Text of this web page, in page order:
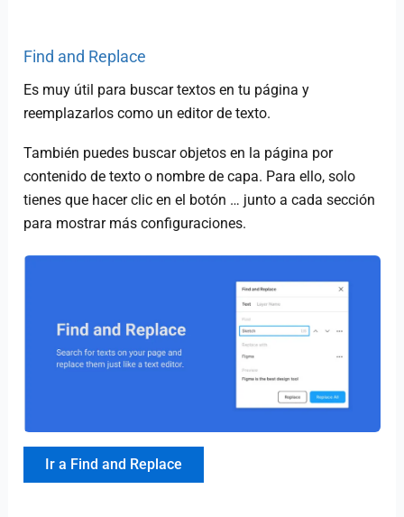
Find and Replace
Es muy útil para buscar textos en tu página y
reemplazarlos como un editor de texto.
También puedes buscar objetos en la página por
contenido de texto o nombre de capa. Para ello, solo
tienes que hacer clic en el botón … junto a cada sección
para mostrar más configuraciones.
Ir a Find and Replace